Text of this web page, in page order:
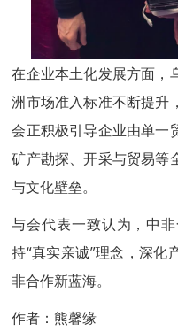
在企业本土化发展方面，
洲市场准入标准不断提升
会正积极引导企业由单一
矿产勘探、开采与贸易等
与文化壁垒。
与会代表一致认为，中
持“真实亲诚”理念，深化
非合作新蓝海。
作者：熊馨缘